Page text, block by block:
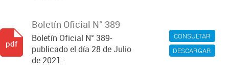
CONSULTAR
DESCARGAR
Boletín Oficial N° 389
Boletín Oficial N° 389-
publicado el día 28 de Julio
de 2021.-
pdf